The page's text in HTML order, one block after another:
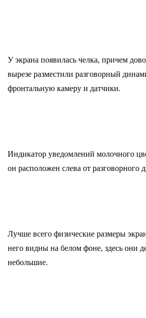
У экрана появилась челка, причем
вырезе разместили разговорный
фронтальную камеру и датчики.
Индикатор уведомлений молочного
он расположен слева от разговорного
Лучше всего физические размеры
него видны на белом фоне, здесь они
небольшие.